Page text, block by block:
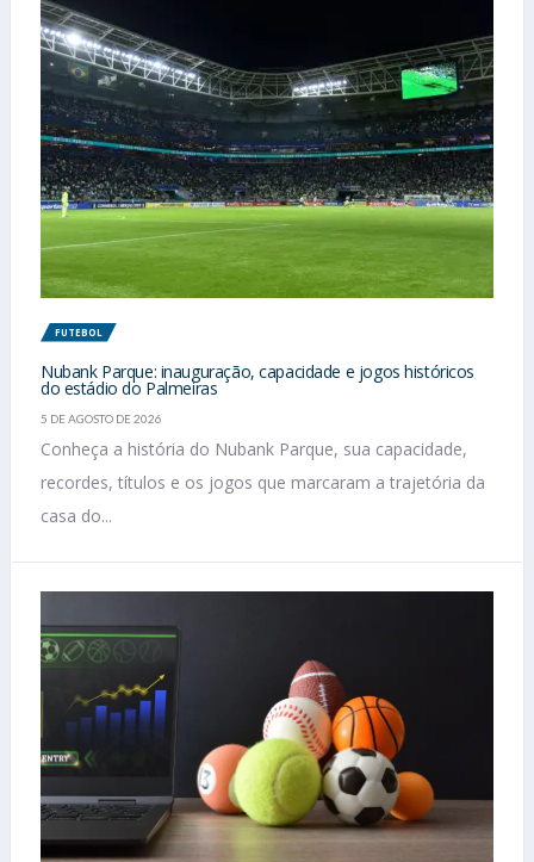
FUTEBOL
Nubank Parque: inauguração, capacidade e jogos históricos
do estádio do Palmeiras
5 DE AGOSTO DE 2026
Conheça a história do Nubank Parque, sua capacidade,
recordes, títulos e os jogos que marcaram a trajetória da
casa do...